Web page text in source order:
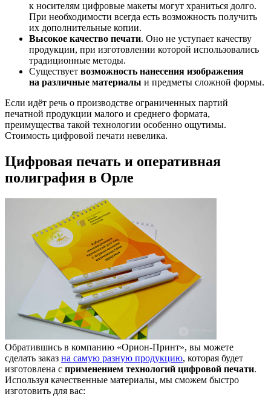
к носителям цифровые макеты могут храниться долго.
При необходимости всегда есть возможность получить
их дополнительные копии.
Высокое качество печати. Оно не уступает качеству
продукции, при изготовлении которой использовались
традиционные методы.
Существует возможность нанесения изображения
на различные материалы и предметы сложной формы.
Если идёт речь о производстве ограниченных партий
печатной продукции малого и среднего формата,
преимущества такой технологии особенно ощутимы.
Стоимость цифровой печати невелика.
Цифровая печать и оперативная
полиграфия в Орле
Обратившись в компанию «Орион-Принт», вы можете
сделать заказ на самую разную продукцию, которая будет
изготовлена с применением технологий цифровой печати.
Используя качественные материалы, мы сможем быстро
изготовить для вас: